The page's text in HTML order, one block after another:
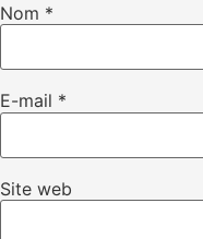
Nom *
E-mail *
Site web